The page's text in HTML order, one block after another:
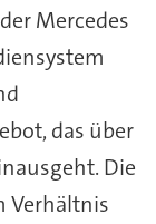
Mercedes
das über
Die
Verhältnis